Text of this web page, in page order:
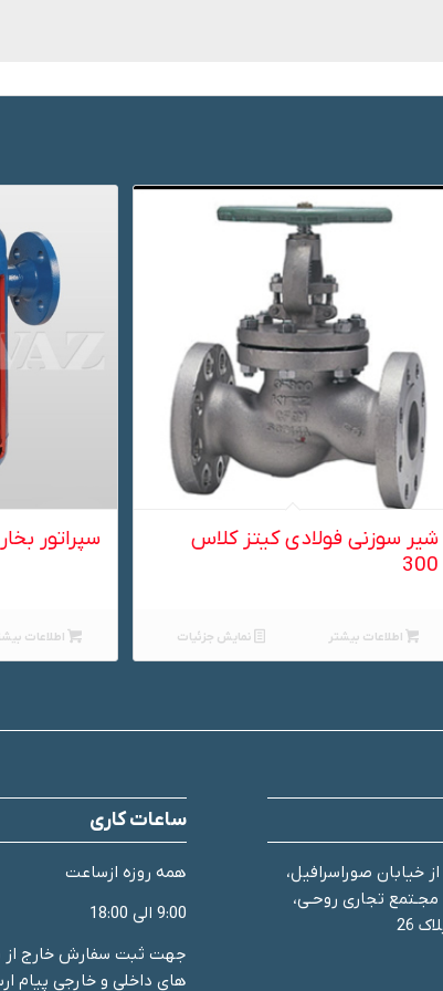
شیر سوزنی فولادی کیتز کلاس
300
اطلاعات بیشتر نمایش جزئیات
سپراتور بخار
اطلاعات
خیابان صوراسرافیل،
شهید اکبر روحی، پلاک 17، مجـتمع تجاری روحـی،
26
ساعات کاری
همه روزه ازساعت
9:00 الی 18:00
جهت ثبت سفارش خارج از
های داخلی و خارجی پیام